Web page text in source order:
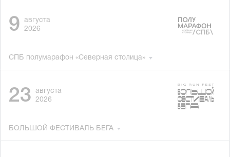
9
августа
2026
СПБ полумарафон «Северная столица»
23
августа
2026
БОЛЬШОЙ ФЕСТИВАЛЬ БЕГА